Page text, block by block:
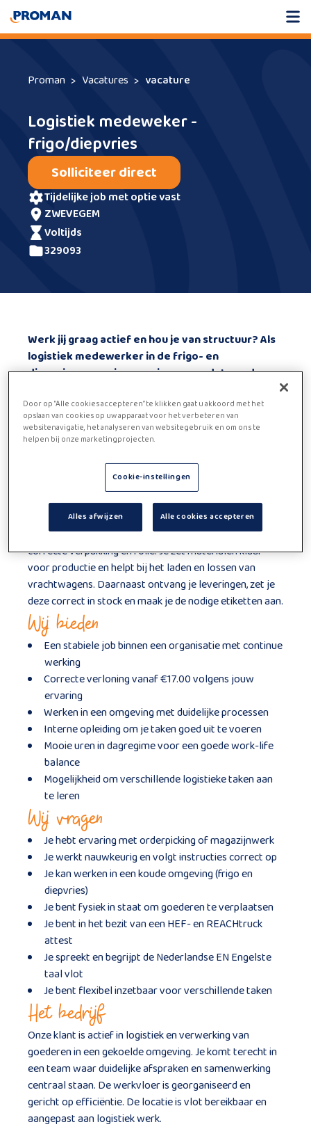
Proman Vacatures vacature
Logistiek medeweker -
frigo/diepvries
Solliciteer direct
tijdelijke job met optie vast
ZWEVEGEM
voltijds
329093
Werk jij graag actief en hou je van structuur? Als
logistiek medewerker in de frigo- en
diepvriesomgeving zorg je ervoor dat goederen
belangrijke rol in het voorraad- en
productieproces. Interesse in een praktische job
met verantwoordelijkheid? Lees dan verder.
Functie beschrijving
Je zorgt dagelijks voor het verzamelen en verwerken
van goederen in een gekoelde omgeving. Je pickt
bestellingen in frigo en diepvries en stelt paletten samen
volgens de juiste orders. Daarna zorg je voor een
correcte verpakking en folie. Je zet materialen klaar
voor productie en helpt bij het laden en lossen van
vrachtwagens. Daarnaast ontvang je leveringen, zet je
deze correct in stock en maak je de nodige etiketten aan.
Wij bieden
Een stabiele job binnen een organisatie met continue
werking
Correcte verloning vanaf €17.00 volgens jouw
ervaring
Werken in een omgeving met duidelijke processen
Interne opleiding om je taken goed uit te voeren
Mooie uren in dagregime voor een goede work-life
balance
Mogelijkheid om verschillende logistieke taken aan
te leren
Wij vragen
Je hebt ervaring met orderpicking of magazijnwerk
Je werkt nauwkeurig en volgt instructies correct op
Je kan werken in een koude omgeving (frigo en
diepvries)
Je bent fysiek in staat om goederen te verplaatsen
Je bent in het bezit van een HEF- en REACHtruck
attest
Je spreekt en begrijpt de Nederlandse EN Engelste
taal vlot
Je bent flexibel inzetbaar voor verschillende taken
Het bedrijf
Onze klant is actief in logistiek en verwerking van
goederen in een gekoelde omgeving. Je komt terecht in
een team waar duidelijke afspraken en samenwerking
centraal staan. De werkvloer is georganiseerd en
gericht op efficiëntie. De locatie is vlot bereikbaar en
aangepast aan logistiek werk.
Door op “Alle cookies accepteren” te klikken gaat u akkoord met het
opslaan van cookies op uw apparaat voor het verbeteren van
websitenavigatie, het analyseren van websitegebruik en om ons te
helpen bij onze marketingprojecten.
Cookie-instellingen
Alles afwijzen Alle cookies accepteren